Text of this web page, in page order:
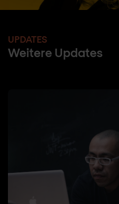
UPDATES
Weitere Updates